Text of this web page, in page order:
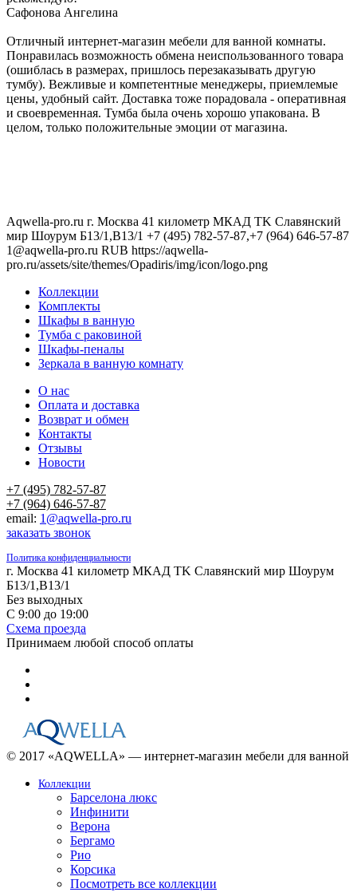
Сафонова Ангелина
Отличный интернет-магазин мебели для ванной комнаты.
Понравилась возможность обмена неиспользованного товара
(ошиблась в размерах, пришлось перезаказывать другую
тумбу). Вежливые и компетентные менеджеры, приемлемые
цены, удобный сайт. Доставка тоже порадовала - оперативная
и своевременная. Тумба была очень хорошо упакована. В
целом, только положительные эмоции от магазина.
Aqwella-pro.ru г. Москва 41 километр МКАД TK Славянский
мир Шоурум Б13/1,В13/1 +7 (495) 782-57-87,+7 (964) 646-57-87
1@aqwella-pro.ru RUB https://aqwella-
pro.ru/assets/site/themes/Opadiris/img/icon/logo.png
Коллекции
Комплекты
Шкафы в ванную
Тумба с раковиной
Шкафы-пеналы
Зеркала в ванную комнату
О нас
Оплата и доставка
Возврат и обмен
Контакты
Отзывы
Новости
+7 (495) 782-57-87
+7 (964) 646-57-87
email: 1@aqwella-pro.ru
заказать звонок
Политика конфиденциальности
г. Москва 41 километр МКАД TK Славянский мир Шоурум
Б13/1,В13/1
Без выходных
С 9:00 до 19:00
Схема проезда
Принимаем любой способ оплаты
© 2017 «AQWELLA» — интернет-магазин мебели для ванной
Коллекции
Барселона люкс
Инфинити
Верона
Бергамо
Рио
Корсика
Посмотреть все коллекции